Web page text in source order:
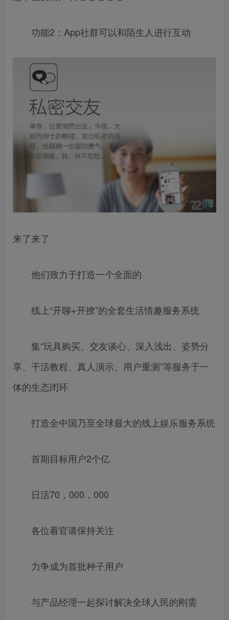
功能2：App社群可以和陌生人进行互动
来了来了
他们致力于打造一个全面的
线上“开聊+开撩”的全套生活情趣服务系统
集“玩具购买、交友谈心、深入浅出、姿势分
享、干活教程、真人演示、用户重测”等服务于一
体的生态闭环
打造全中国乃至全球最大的线上娱乐服务系统
首期目标用户2个亿
日活70，000，000
各位看官请保持关注
力争成为首批种子用户
与产品经理一起探讨解决全球人民的刚需